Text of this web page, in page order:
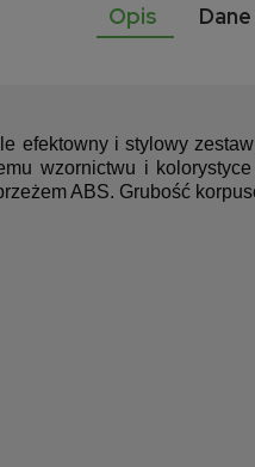
Opis
efektowny i stylowy
wzornictwu i
ABS. Grubość